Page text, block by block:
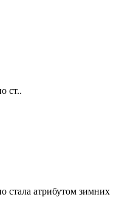
ст..
стала атрибутом зимних